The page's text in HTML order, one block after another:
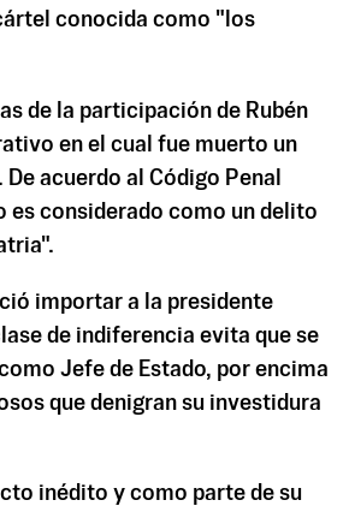
conocida como "los
de la participación de Rubén
en el cual fue muerto un
acuerdo al Código Penal
es considerado como un delito
importar a la presidente
de indiferencia evita que se
Jefe de Estado, por encima
que denigran su investidura
inédito y como parte de su